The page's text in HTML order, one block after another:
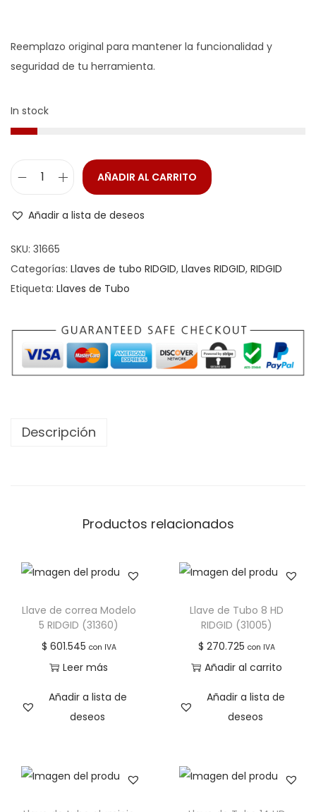
Reemplazo original para mantener la funcionalidad y
seguridad de tu herramienta.
In stock
AÑADIR AL CARRITO
Añadir a lista de deseos
SKU: 31665
Categorías: Llaves de tubo RIDGID, Llaves RIDGID, RIDGID
Etiqueta: Llaves de Tubo
Descripción
Productos relacionados
Llave de correa Modelo
5 RIDGID (31360)
$ 601.545 con IVA
Leer más
Añadir a lista de
deseos
Llave de Tubo 8 HD
RIDGID (31005)
$ 270.725 con IVA
Añadir al carrito
Añadir a lista de
deseos